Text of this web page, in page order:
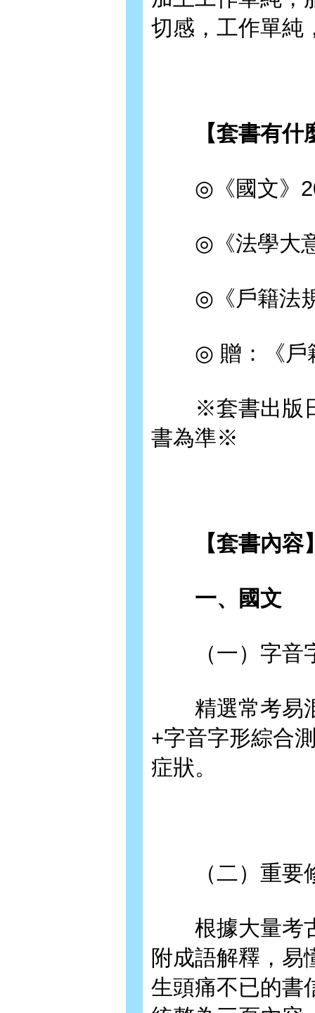
切感，工作單純
【套書有什麼
◎《國文》
◎《法學大意
◎《戶籍法規
◎ 贈：《戶籍
※套書出版日
書為準※
【套書內容
一、國文
（一）字音
精選常考易混
+字音字形綜合
症狀。
（二）重要
根據大量考古
附成語解釋，易
生頭痛不已的書